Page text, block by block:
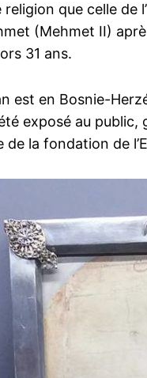
que celle de
(Mehmet II)
31 ans.
est en Bosnie-
exposé au public,
de la fondation de